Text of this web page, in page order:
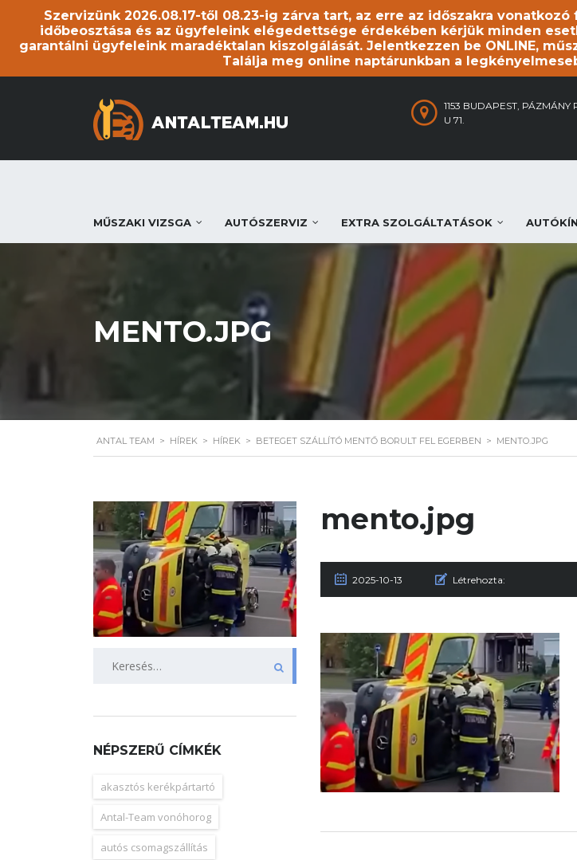
Szervizünk 2026.08.17-től 08.23-ig zárva tart, az erre az időszakra
időbeosztása és az ügyfeleink elégedettsége érdekében kérjük minden
garantálni ügyfeleink maradéktalan kiszolgálását. Jelentkezzen be ONLINE,
Találja meg online naptárunkban a
1153 BUDAPEST, PÁZMÁNY
U 71.
MŰSZAKI VIZSGA AUTÓSZERVIZ EXTRA SZOLGÁLTATÁSOK
MENTO.JPG
ANTAL TEAM > HÍREK > HÍREK > BETEGET SZÁLLÍTÓ MENTŐ BORULT FEL EGERBEN > MENTO.JPG
mento.jpg
2025-10-13 Létrehozta:
NÉPSZERŰ CÍMKÉK
akasztós kerékpártartó
Antal-Team vonóhorog
autós csomagszállítás